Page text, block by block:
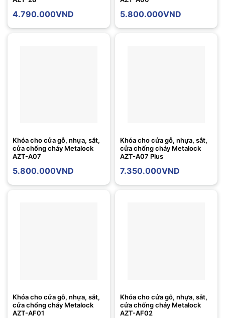
4.790.000VND 5.800.000VND
Khóa cho cửa gỗ, nhựa, sắt,
cửa chống cháy Metalock
AZT-A07
5.800.000VND
Khóa cho cửa gỗ, nhựa, sắt,
cửa chống cháy Metalock
AZT-A07 Plus
7.350.000VND
Khóa cho cửa gỗ, nhựa, sắt,
cửa chống cháy Metalock
AZT-AF01
Khóa cho cửa gỗ, nhựa, sắt,
cửa chống cháy Metalock
AZT-AF02